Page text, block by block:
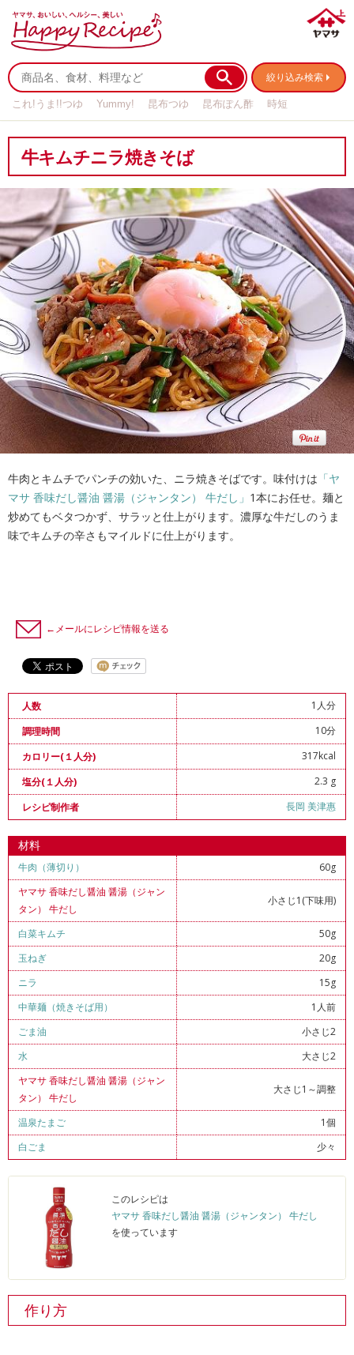
絞り込み検索
これ!うま!!つゆ Yummy! 昆布つゆ 昆布ぽん酢
時短
牛キムチニラ焼きそば
牛肉とキムチでパンチの効いた、ニラ焼きそばです。味付けは 「ヤ
マサ 香味だし醤油 醤湯（ジャンタン） 牛だし」 1本にお任せ。麺と
炒めてもベタつかず、サラッと仕上がります。濃厚な牛だしのうま
味でキムチの辛さもマイルドに仕上がります。
←メールにレシピ情報を送る
人数
1人分
調理時間
10分
カロリー(１人分)
317kcal
塩分(１人分)
2.3 g
レシピ制作者
長岡 美津惠
材料
牛肉（薄切り）
60g
ヤマサ 香味だし醤油 醤湯（ジャン
タン） 牛だし
小さじ1(下味用)
白菜キムチ
50g
玉ねぎ
20g
ニラ
15g
中華麺（焼きそば用）
1人前
ごま油
小さじ2
水
大さじ2
ヤマサ 香味だし醤油 醤湯（ジャン
タン） 牛だし
大さじ1～調整
温泉たまご
1個
白ごま
少々
このレシピは
ヤマサ 香味だし醤油 醤湯（ジャンタン） 牛だし
を使っています
作り方